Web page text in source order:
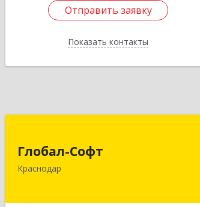
Отправить заявку
Показать контакты
Отправить заявку
Назад
Глобал-Софт
Краснодар
350018, Краснодарский край,
Краснодар г, Сормовская ул, дом № 7